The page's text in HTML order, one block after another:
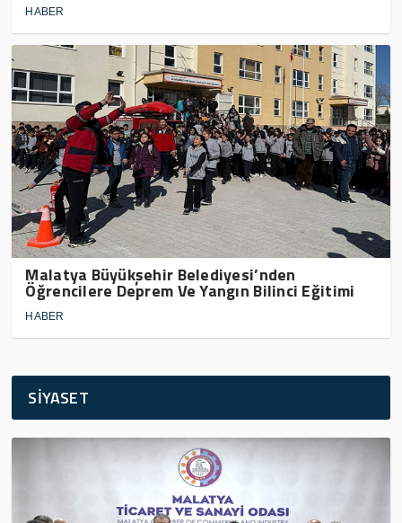
HABER
Malatya Büyükşehir Belediyesi’nden
Öğrencilere Deprem Ve Yangın Bilinci Eğitimi
HABER
SİYASET